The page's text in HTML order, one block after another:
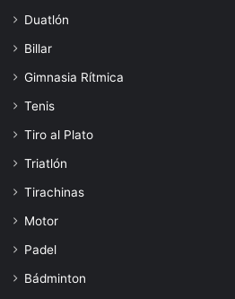
Duatlón
Billar
Gimnasia Rítmica
Tenis
Tiro al Plato
Triatlón
Tirachinas
Motor
Padel
Bádminton